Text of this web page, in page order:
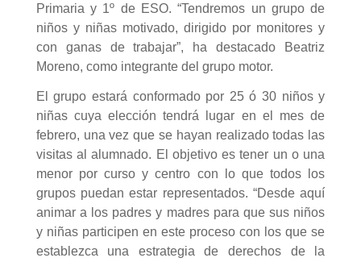
Primaria y 1º de ESO. “Tendremos un grupo de
niños y niñas motivado, dirigido por monitores y
con ganas de trabajar”, ha destacado Beatriz
Moreno, como integrante del grupo motor.
El grupo estará conformado por 25 ó 30 niños y
niñas cuya elección tendrá lugar en el mes de
febrero, una vez que se hayan realizado todas las
visitas al alumnado. El objetivo es tener un o una
menor por curso y centro con lo que todos los
grupos puedan estar representados. “Desde aquí
animar a los padres y madres para que sus niños
y niñas participen en este proceso con los que se
establezca una estrategia de derechos de la